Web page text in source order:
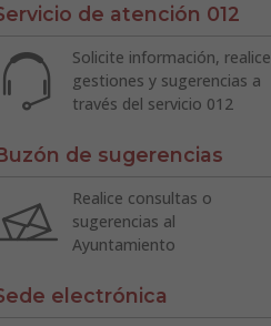
de atención 012
Solicite información, realice
gestiones y sugerencias a
través del servicio 012
de sugerencias
Realice consultas o
sugerencias al
Ayuntamiento
electrónica